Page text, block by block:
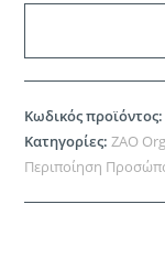
Age
Excellence
Mask
50
Κωδικός
Κατηγορίες:ZAO
Περιποίηση